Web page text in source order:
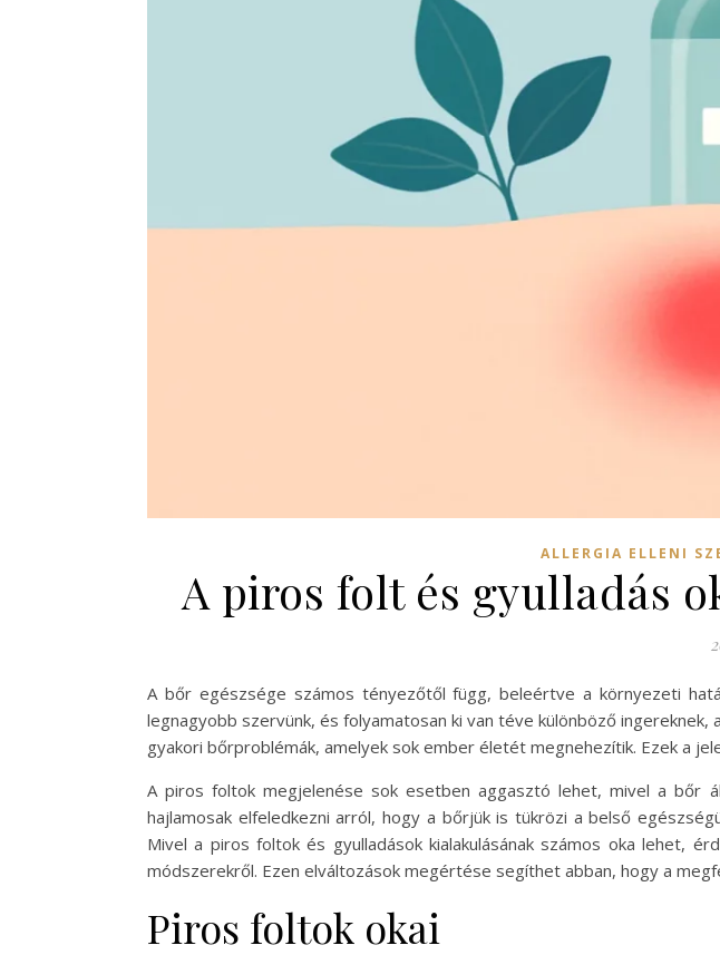
ALLERGIA ELLENI
A piros folt és gyulladás
A bőr egészsége számos tényezőtől függ, beleértve a környezeti
legnagyobb szervünk, és folyamatosan ki van téve különböző
gyakori bőrproblémák, amelyek sok ember életét megnehezítik. Ezek a
A piros foltok megjelenése sok esetben aggasztó lehet, mivel a bőr
hajlamosak elfeledkezni arról, hogy a bőrjük is tükrözi a belső
Mivel a piros foltok és gyulladások kialakulásának számos oka lehet,
módszerekről. Ezen elváltozások megértése segíthet abban, hogy a
Piros foltok okai